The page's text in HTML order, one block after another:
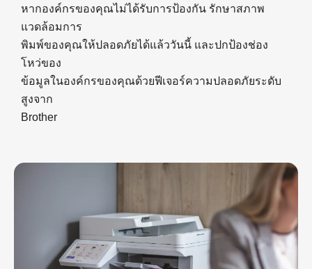
หากองค์กรของคุณไม่ได้รับการป้องกัน รักษาสภาพ
แวดล้อมการ
พิมพ์ของคุณให้ปลอดภัยได้แล้ววันนี้ และปกป้องช่อง
โหว่ของ
ข้อมูลในองค์กรของคุณด้วยฟีเจอร์ความปลอดภัยระดับ
สูงจาก
Brother